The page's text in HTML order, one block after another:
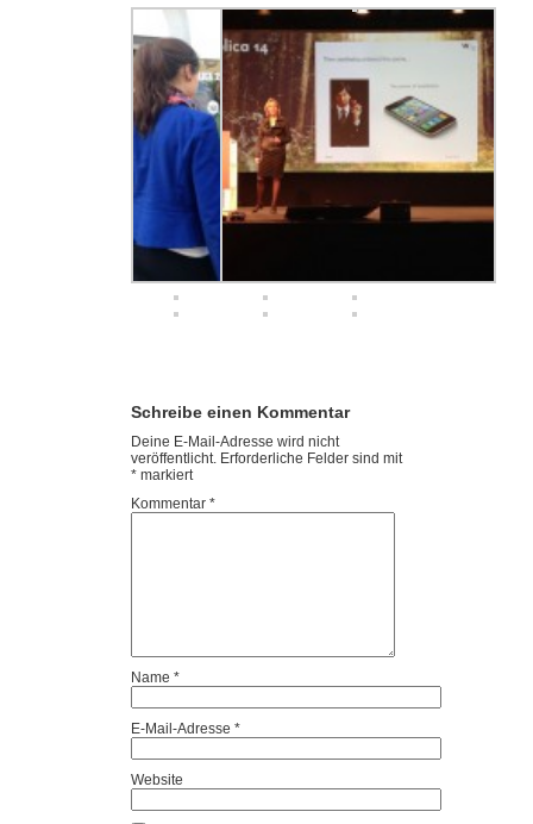
Schreibe einen Kommentar
Deine E-Mail-Adresse wird nicht
veröffentlicht. Erforderliche Felder sind mit
* markiert
Kommentar *
Name *
E-Mail-Adresse *
Website